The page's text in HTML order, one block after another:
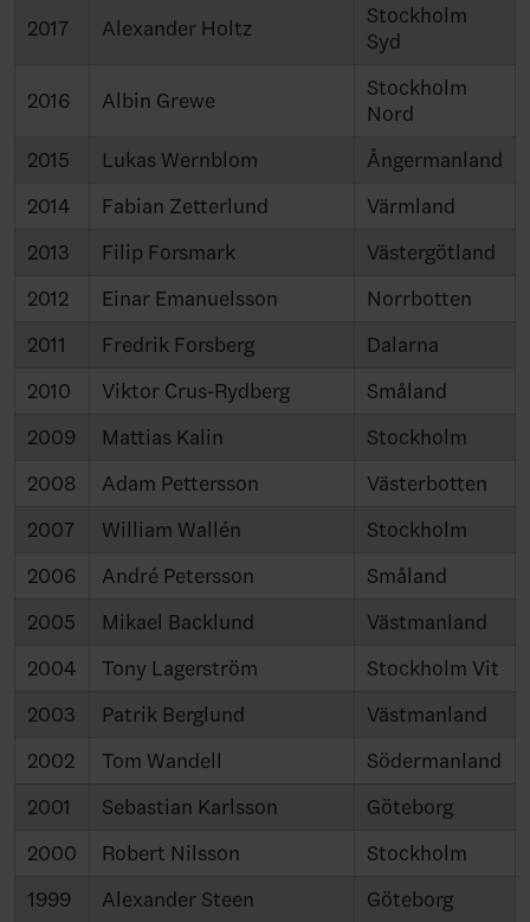
2017 Alexander Holtz
Stockholm
Syd
2016 Albin Grewe
Stockholm
Nord
2015
Lukas Wernblom
Ångermanland
2014
Fabian Zetterlund
Värmland
2013
Filip Forsmark
Västergötland
2012
Einar Emanuelsson
Norrbotten
2011
Fredrik Forsberg
Dalarna
2010
Viktor Crus-Rydberg
Småland
2009
Mattias Kalin
Stockholm
2008
Adam Pettersson
Västerbotten
2007
William Wallén
Stockholm
2006
André Petersson
Småland
2005
Mikael Backlund
Västmanland
2004
Tony Lagerström
Stockholm Vit
2003
Patrik Berglund
Västmanland
2002
Tom Wandell
Södermanland
2001
Sebastian Karlsson
Göteborg
2000
Robert Nilsson
Stockholm
1999
Alexander Steen
Göteborg